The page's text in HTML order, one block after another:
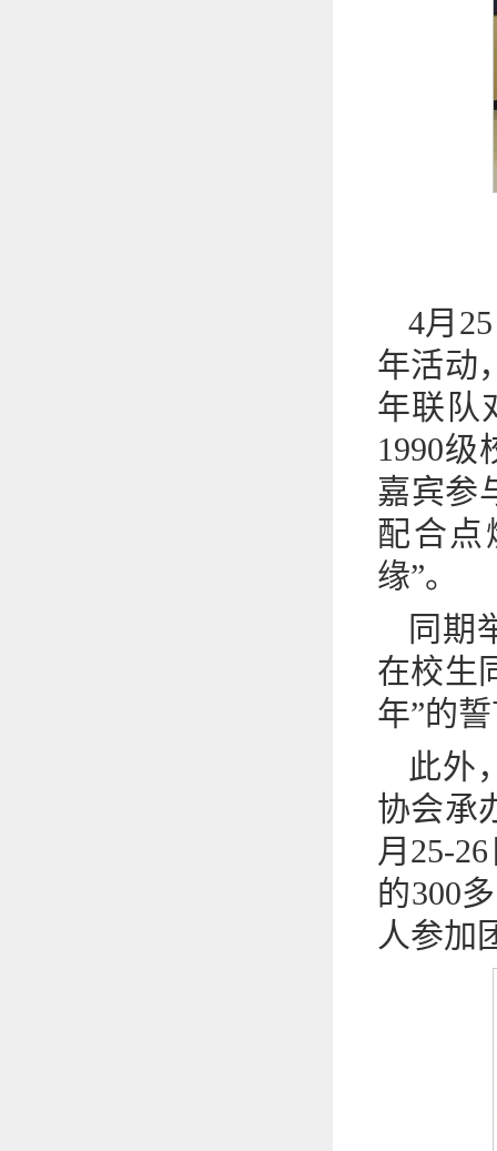
4月
年活动
年联队
1990
嘉宾参
配合点
缘”。
同期
在校生
年”的
此外
协会承
月25-
的300
人参加